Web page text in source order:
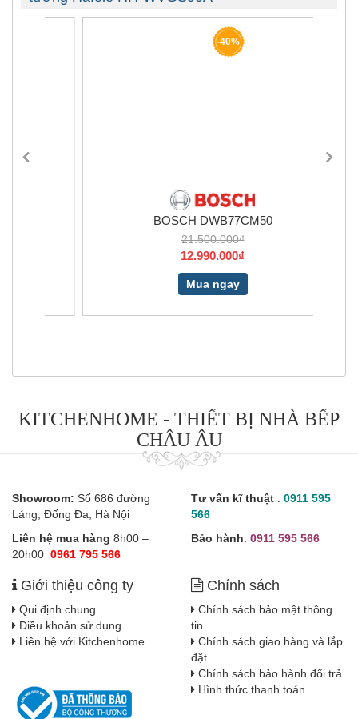
BOSCH DWB77CM50
21.500.000₫
12.990.000₫
Mua ngay
KITCHENHOME - THIẾT BỊ NHÀ BẾP
CHÂU ÂU
Showroom: Số 686 đường
Láng, Đống Đa, Hà Nội
Liên hệ mua hàng 8h00 –
20h00 0961 795 566
Tư vấn kĩ thuật : 0911 595
566
Bảo hành: 0911 595 566
Giới thiệu công ty
Qui định chung
Điều khoản sử dụng
Liên hệ với Kitchenhome
Chính sách
Chính sách bảo mật thông
tin
Chính sách giao hàng và lắp
đặt
Chính sách bảo hành đổi trả
Hình thức thanh toán